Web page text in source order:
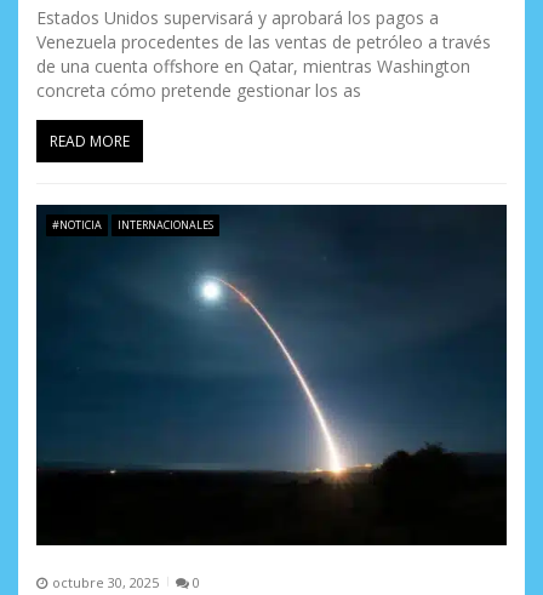
Estados Unidos supervisará y aprobará los pagos a
Venezuela procedentes de las ventas de petróleo a través
de una cuenta offshore en Qatar, mientras Washington
concreta cómo pretende gestionar los as
READ MORE
#NOTICIA INTERNACIONALES
octubre 30, 2025 0